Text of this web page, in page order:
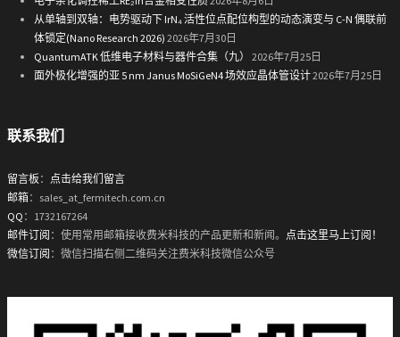
从单轴到双轴：电势驱动下 IrN₄ 活性位点配位构型的动态演变与 C-N 偶联前
体锁定(Nano Research 2026) 2026年7月30日
QuantumATK 低维电子材料与器件合集（九）
2026年7月25日
面外极化增强的亚 5 nm Janus MoSiGeN4 场效应晶体管设计2026年7月25日
联系我们
留言板 ： 点击给我们留言
邮箱：sales_at_fermitech.com.cn
QQ ：1732167264
邮件订阅 ：使用常用邮箱接收费米科技的产品更新和新闻。 点击这里马上订阅！
微信订阅 ：微信扫描右侧二维码关注费米科技微信公众号